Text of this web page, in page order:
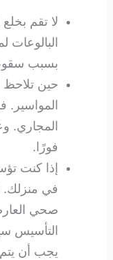
لا تقم
البالوعات
بسبب سقوط
حين تلاحظ
المواسير.
المجاري.
فورًا.
إذا كنت
في منزلك.
صحي
التأسيس
يجب أن